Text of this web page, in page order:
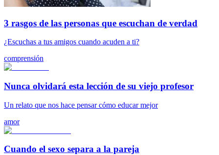
3 rasgos de las personas que escuchan de verdad
¿Escuchas a tus amigos cuando acuden a ti?
comprensión
Nunca olvidará esta lección de su viejo profesor
Un relato que nos hace pensar cómo educar mejor
amor
Cuando el sexo separa a la pareja